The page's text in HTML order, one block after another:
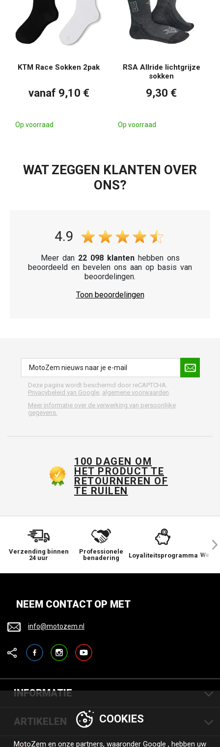
KTM Race Sokken 2pak
vanaf 9,10 €
Op voorraad
RSA Allride lichtgrijze
sokken
9,30 €
Op voorraad
WAT ZEGGEN KLANTEN OVER
ONS?
4.9
Meer dan 22 098 klantenhebben ons
beoordeeld en bevelen ons aan op basis van
beoordelingen.
Toon beoordelingen
Deze pagina wordt beschermd door reCAPTCHA.
Privacybeleid van Google, algemene voorwaarden.
Meer informatie over de verwerking van persoonlijke
gegevens.
100 DAGEN OM
HET PRODUCT TE
RETOURNEREN OF
TE RUILEN
Verzending binnen
24 uur
Professionele
benadering
Loyaliteitsprogramma We
NEEM CONTACT OP MET
info@motozem.nl
FacebookInstagramYouTube
INFORMATIE
ARTIKELEN COOKIES
MotoZem en onze partners, waaronder Google , hebben uw